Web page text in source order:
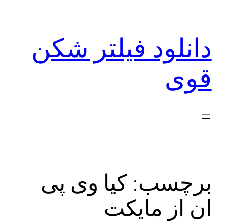
دانلود فیلتر شکن
قوی
برچسب:کیا وی پی
ان از مایکت